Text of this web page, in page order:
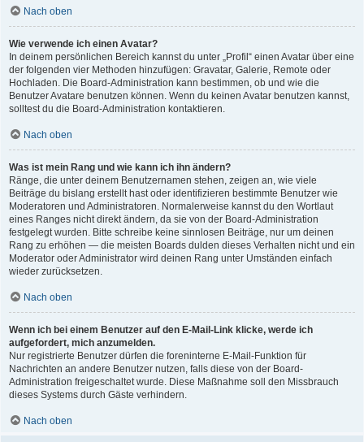
Nach oben
Wie verwende ich einen Avatar?
In deinem persönlichen Bereich kannst du unter „Profil“ einen Avatar über eine
der folgenden vier Methoden hinzufügen: Gravatar, Galerie, Remote oder
Hochladen. Die Board-Administration kann bestimmen, ob und wie die
Benutzer Avatare benutzen können. Wenn du keinen Avatar benutzen kannst,
solltest du die Board-Administration kontaktieren.
Nach oben
Was ist mein Rang und wie kann ich ihn ändern?
Ränge, die unter deinem Benutzernamen stehen, zeigen an, wie viele
Beiträge du bislang erstellt hast oder identifizieren bestimmte Benutzer wie
Moderatoren und Administratoren. Normalerweise kannst du den Wortlaut
eines Ranges nicht direkt ändern, da sie von der Board-Administration
festgelegt wurden. Bitte schreibe keine sinnlosen Beiträge, nur um deinen
Rang zu erhöhen — die meisten Boards dulden dieses Verhalten nicht und ein
Moderator oder Administrator wird deinen Rang unter Umständen einfach
wieder zurücksetzen.
Nach oben
Wenn ich bei einem Benutzer auf den E-Mail-Link klicke, werde ich
aufgefordert, mich anzumelden.
Nur registrierte Benutzer dürfen die foreninterne E-Mail-Funktion für
Nachrichten an andere Benutzer nutzen, falls diese von der Board-
Administration freigeschaltet wurde. Diese Maßnahme soll den Missbrauch
dieses Systems durch Gäste verhindern.
Nach oben